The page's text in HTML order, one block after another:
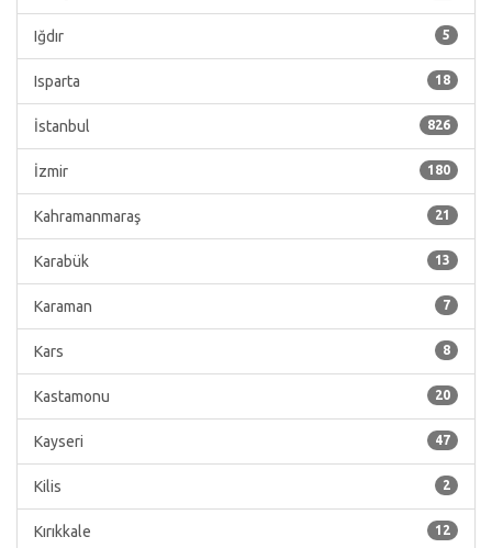
5
Iğdır
18
Isparta
826
İstanbul
180
İzmir
21
Kahramanmaraş
13
Karabük
7
Karaman
8
Kars
20
Kastamonu
47
Kayseri
2
Kilis
12
Kırıkkale